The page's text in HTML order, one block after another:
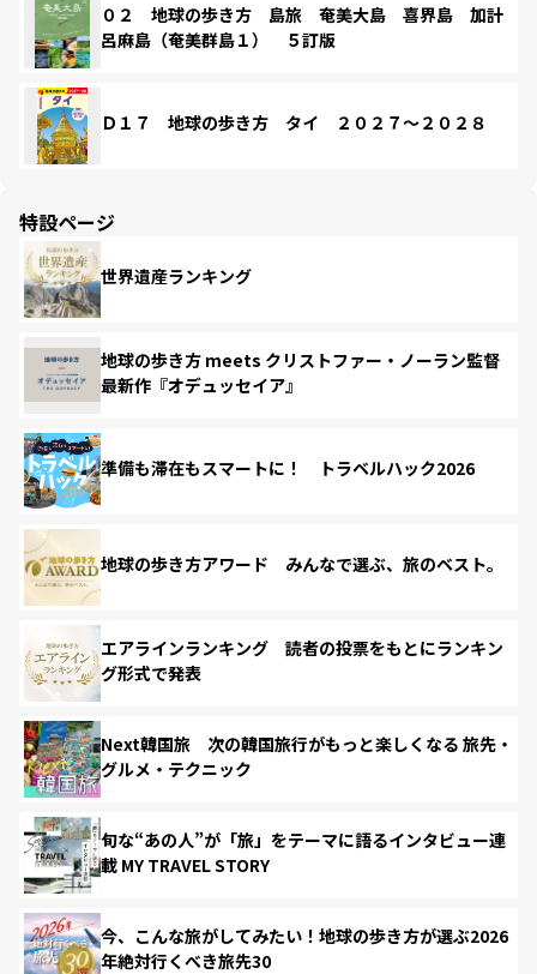
０２ 地球の歩き方 島旅 奄美大島 喜界島 加計
呂麻島（奄美群島１） ５訂版
Ｄ１７ 地球の歩き方 タイ ２０２７～２０２８
特設ページ
世界遺産ランキング
地球の歩き方 meets クリストファー・ノーラン監督
最新作『オデュッセイア』
準備も滞在もスマートに！ トラベルハック2026
地球の歩き方アワード みんなで選ぶ、旅のベスト。
エアラインランキング 読者の投票をもとにランキン
グ形式で発表
Next韓国旅 次の韓国旅行がもっと楽しくなる 旅先・
グルメ・テクニック
旬な“あの人”が「旅」をテーマに語るインタビュー連
載 MY TRAVEL STORY
今、こんな旅がしてみたい！地球の歩き方が選ぶ2026
年絶対行くべき旅先30